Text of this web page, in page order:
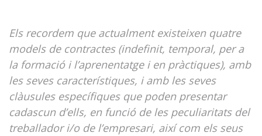
Els recordem que actualment existeixen quatre
models de contractes (indefinit, temporal, per a
la formació i l’aprenentatge i en pràctiques), amb
les seves característiques, i amb les seves
clàusules específiques que poden presentar
cadascun d’ells, en funció de les peculiaritats del
treballador i/o de l’empresari, així com els seus